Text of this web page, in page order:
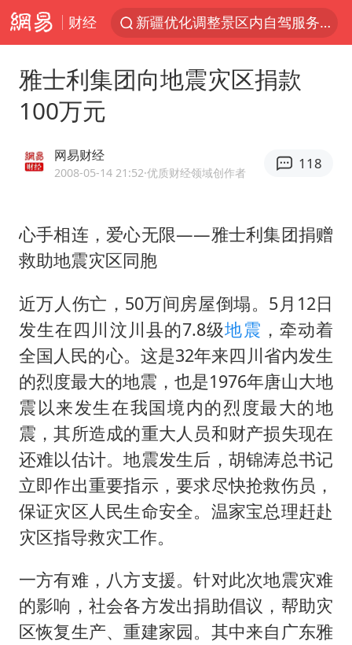
财经
新疆优化调整景区内自驾服务费
黄金牛市回来了吗
白海豚将正面袭击贯穿浙江
几元成本的AI广告导致千万市值蒸发
《欢迎来龙餐馆》口碑
杭州全市有序停课
商场现钱学森巨幅海报 负责人回应
“不怕六爷挂得多 就怕六爷挂一颗”
全民健身事业高质量发展
WTT瑞典大满贯女单签表出炉
36岁男演员成景区NPC后人气爆棚
乐享全民健身 共筑健康中国
雅士利集团向地震灾区捐款
100万元
网易财经
2008-05-14 21:52·优质财经领域创作者
118
心手相连，爱心无限——雅士利集团捐赠
救助地震灾区同胞
近万人伤亡，50万间房屋倒塌。5月12日
发生在四川汶川县的7.8级地震 ，牵动着
全国人民的心。这是32年来四川省内发生
的烈度最大的地震，也是1976年唐山大地
震以来发生在我国境内的烈度最大的地
震，其所造成的重大人员和财产损失现在
还难以估计。地震发生后，胡锦涛总书记
立即作出重要指示，要求尽快抢救伤员，
保证灾区人民生命安全。温家宝总理赶赴
灾区指导救灾工作。
一方有难，八方支援。针对此次地震灾难
的影响，社会各方发出捐助倡议，帮助灾
区恢复生产、重建家园。其中来自广东雅